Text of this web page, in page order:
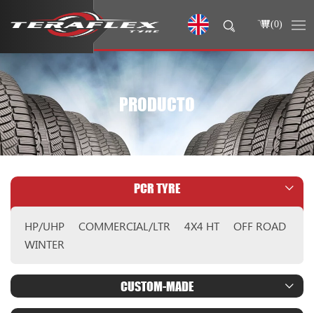
(0)
PRODUCTO
PCR TYRE
HP/UHP COMMERCIAL/LTR 4X4 HT
OFF ROAD
WINTER
CUSTOM-MADE